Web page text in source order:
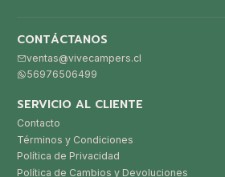
CONTÁCTANOS
ventas@vivecampers.cl
56976506499
SERVICIO AL CLIENTE
Contacto
Términos y Condiciones
Política de Privacidad
Política de Cambios y Devoluciones